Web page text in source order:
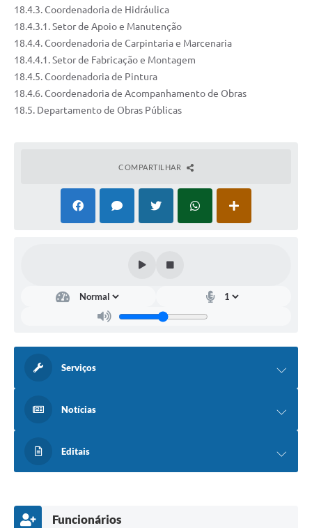
18.4.3. Coordenadoria de Hidráulica
18.4.3.1. Setor de Apoio e Manutenção
18.4.4. Coordenadoria de Carpintaria e Marcenaria
18.4.4.1. Setor de Fabricação e Montagem
18.4.5. Coordenadoria de Pintura
18.4.6. Coordenadoria de Acompanhamento de Obras
18.5. Departamento de Obras Públicas
COMPARTILHAR
Serviços
Notícias
Editais
Funcionários